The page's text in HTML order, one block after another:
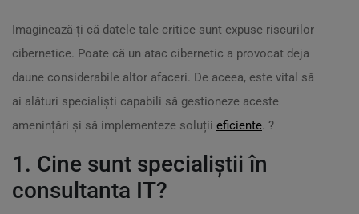
Imaginează-ți că datele tale critice sunt expuse riscurilor
cibernetice. Poate că un atac cibernetic a provocat deja
daune considerabile altor afaceri. De aceea, este vital să
ai alături specialiști capabili să gestioneze aceste
amenințări și să implementeze soluții eficiente. ?
1. Cine sunt specialiștii în
consultanta IT?